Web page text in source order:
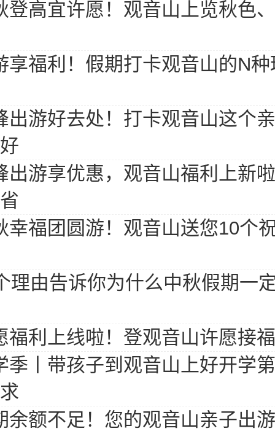
登高宜许愿！观音山上览秋色
享福利！假期打卡观音山的N
出游好去处！打卡观音山这个
出游享优惠，观音山福利上新
幸福团圆游！观音山送您10个
理由告诉你为什么中秋假期一
福利上线啦！登观音山许愿接
季丨带孩子到观音山上好开学
余额不足！您的观音山亲子出